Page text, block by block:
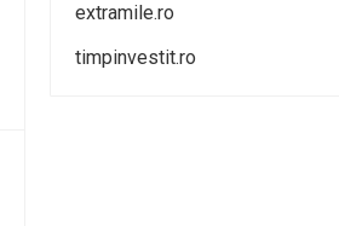
extramile.ro
timpinvestit.ro